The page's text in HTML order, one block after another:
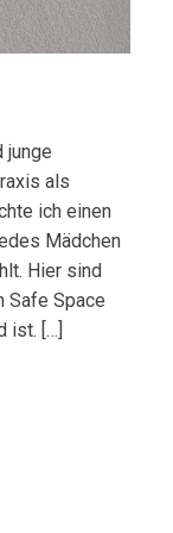
junge
als
ich einen
Mädchen
Hier sind
Safe Space
ist. […]